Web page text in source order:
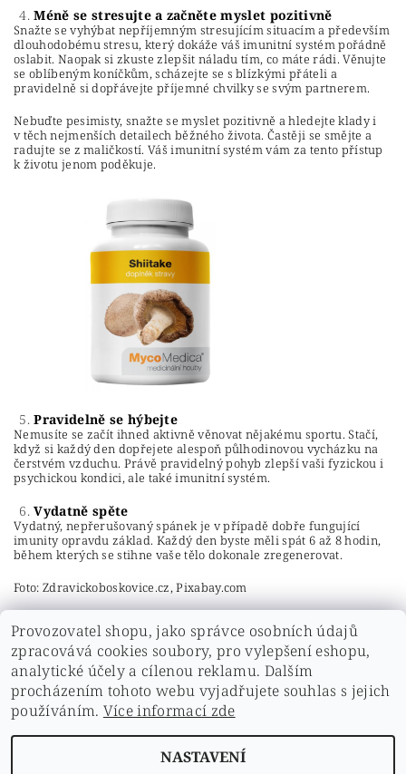
Méně se stresujte a začněte myslet pozitivně
Snažte se vyhýbat nepříjemným stresujícím situacím a především
dlouhodobému stresu, který dokáže váš imunitní systém pořádně
oslabit. Naopak si zkuste zlepšit náladu tím, co máte rádi. Věnujte
se oblíbeným koníčkům, scházejte se s blízkými přáteli a
pravidelně si dopřávejte příjemné chvilky se svým partnerem.
Nebuďte pesimisty, snažte se myslet pozitivně a hledejte klady i
v těch nejmenších detailech běžného života. Častěji se smějte a
radujte se z maličkostí. Váš imunitní systém vám za tento přístup
k životu jenom poděkuje.
Pravidelně se hýbejte
Nemusíte se začít ihned aktivně věnovat nějakému sportu. Stačí,
když si každý den dopřejete alespoň půlhodinovou vycházku na
čerstvém vzduchu. Právě pravidelný pohyb zlepší vaši fyzickou i
psychickou kondici, ale také imunitní systém.
Vydatně spěte
Vydatný, nepřerušovaný spánek je v případě dobře fungující
imunity opravdu základ. Každý den byste měli spát 6 až 8 hodin,
během kterých se stihne vaše tělo dokonale zregenerovat.
Foto: Zdravickoboskovice.cz, Pixabay.com
PŘEDCHOZÍ ČLÁNEK DALŠÍ ČLÁNEK
Provozovatel shopu, jako správce osobních údajů
zpracovává cookies soubory, pro vylepšení eshopu,
analytické účely a cílenou reklamu. Dalším
procházením tohoto webu vyjadřujete souhlas s jejich
používáním. Více informací zde
NASTAVENÍ